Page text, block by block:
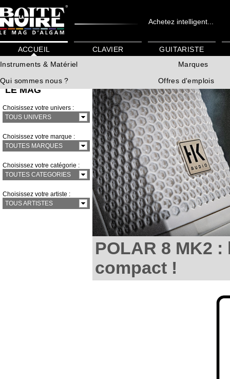
Achetez intelligent...
ACCUEIL
Instruments & Matériel
Marques
Qui sommes nous ?
Offres d'emplois
CLAVIER GUITARISTE
Choisissez votre univers :
TOUS UNIVERS
Choisissez votre marque :
TOUTES MARQUES
Choisissez votre catégorie :
TOUTES CATEGORIES
Choisissez votre artiste :
TOUS ARTISTES
LE MAG
POLAR 8 MK2
compact !